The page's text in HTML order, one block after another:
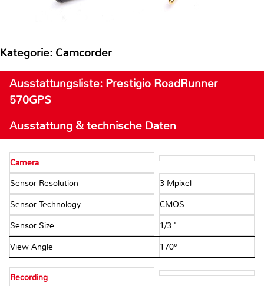
Kategorie: Camcorder
Ausstattungsliste: Prestigio RoadRunner
570GPS
Ausstattung & technische Daten
Camera
Sensor Resolution 3 Mpixel
Sensor Technology CMOS
Sensor Size 1/3 "
View Angle 170°
Recording